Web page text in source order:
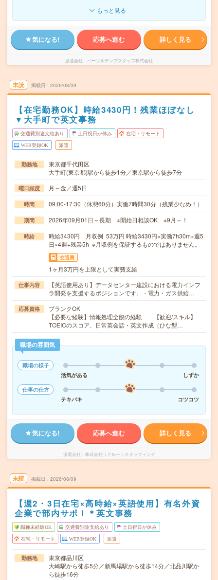
もっと見る
気になる! 応募へ進む 詳しく見る
派遣会社 パーソルテンプスタッフ株式会社
未読 掲載日 2026/08/09
【在宅勤務OK】時給3430円！残業ほぼなし
▼大手町で英文事務
交通費別途支給あり 土日祝日が休み 在宅・リモート
WEB登録OK 派遣
勤務地
東京都千代田区
大手町(東京都)駅から徒歩1分／東京駅から徒歩7分
曜日頻度 月～金／週5日
時間 09:00-17:30（休憩60分）実働7時間30分（残業少なめ！）
期間 2026年09月01日～長期 ※開始日相談OK ※9月～！
時給
時給3430円 月収例 53万円 時給3430円×実働7h30m×週5
日×4週+残業5h ※月収例を保証するものではありません。
交通費
1ヶ月3万円を上限として実費支給
仕事内容
【英語使用あり】データセンター建設における電力インフ
ラ開発を支援するポジションです。・電力・ガス供給…
応募資格
ブランクOK
【必要な経験】情報処理全般の経験 【歓迎/スキル】
TOEICのスコア、日常英会話・英文作成（ひな型…
職場の雰囲気
職場の様子
活気がある
しずか
仕事の仕方
テキパキ
コツコツ
気になる! 応募へ進む 詳しく見る
派遣会社 株式会社リクルートスタッフィング
未読 掲載日 2026/08/09
【週2・3日在宅×高時給×英語使用】有名外資
企業で部内サポ！＊英文事務
職種未経験OK 交通費別途支給あり 土日祝日が休み
在宅・リモート WEB登録OK 派遣
勤務地
東京都品川区
大崎駅から徒歩5分／新馬場駅から徒歩14分／北品川駅か
ら徒歩16分